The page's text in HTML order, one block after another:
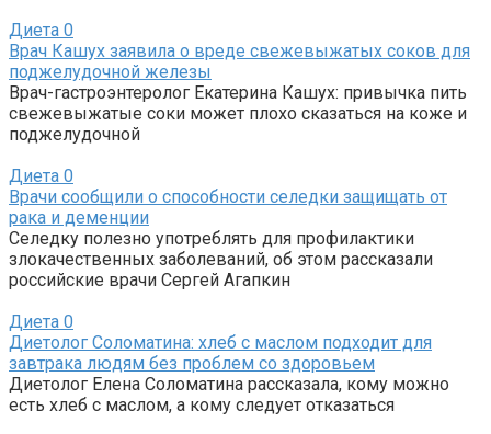
Диета 0
Врач Кашух заявила о вреде свежевыжатых соков для
поджелудочной железы
Врач-гастроэнтеролог Екатерина Кашух: привычка пить
свежевыжатые соки может плохо сказаться на коже и
поджелудочной
Диета 0
Врачи сообщили о способности селедки защищать от
рака и деменции
Селедку полезно употреблять для профилактики
злокачественных заболеваний, об этом рассказали
российские врачи Сергей Агапкин
Диета 0
Диетолог Соломатина: хлеб с маслом подходит для
завтрака людям без проблем со здоровьем
Диетолог Елена Соломатина рассказала, кому можно
есть хлеб с маслом, а кому следует отказаться